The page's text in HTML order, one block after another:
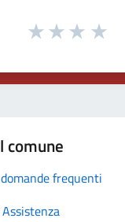
comune
frequenti